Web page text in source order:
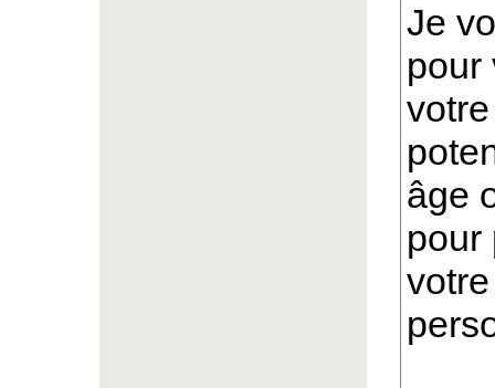
Je
pour
âge
pour